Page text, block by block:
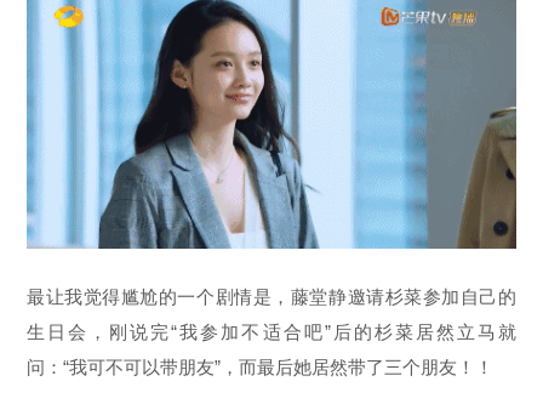
最让我觉得尴尬的一个剧情是，藤堂静邀请杉菜参加自己的
生日会，刚说完“我参加不适合吧”后的杉菜居然立马就
问：“我可不可以带朋友”，而最后她居然带了三个朋友！！